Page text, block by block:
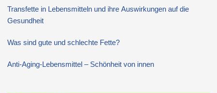
Transfette in Lebensmitteln und ihre Auswirkungen auf die
Gesundheit
Was sind gute und schlechte Fette?
Anti-Aging-Lebensmittel – Schönheit von innen